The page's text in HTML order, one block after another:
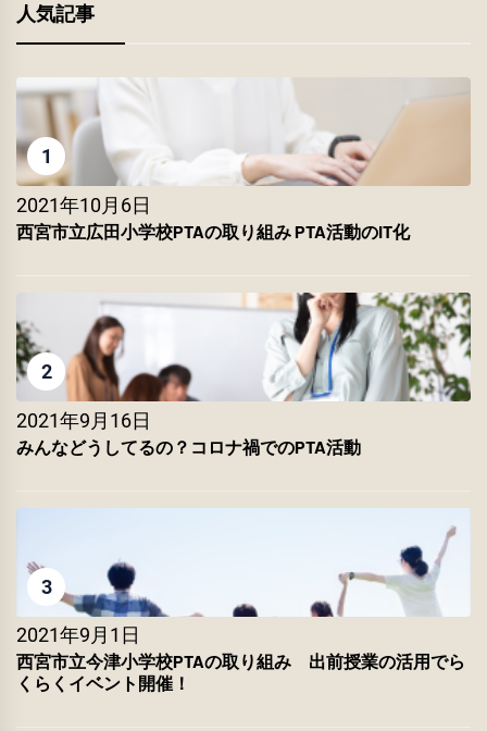
人気記事
1
2021年10月6日
西宮市立広田小学校PTAの取り組み PTA活動のIT化
2
2021年9月16日
みんなどうしてるの？コロナ禍でのPTA活動
3
2021年9月1日
西宮市立今津小学校PTAの取り組み 出前授業の活用でら
くらくイベント開催！